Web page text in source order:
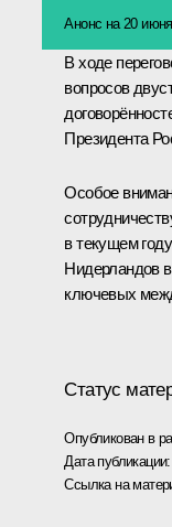
Анонс на 20
В ходе
вопросов
Президента
Особое
в текущем
Нидерландов
ключевых
Статус
Опубликован в
Дата публикации:
Ссылка на